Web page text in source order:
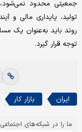
جمعیتی محدود
تولید، پایداری مالی و
روند باید به‌عنوان یک
توجه قرار گیرد.
ایران بازار کار
ما را در شبکه‌های